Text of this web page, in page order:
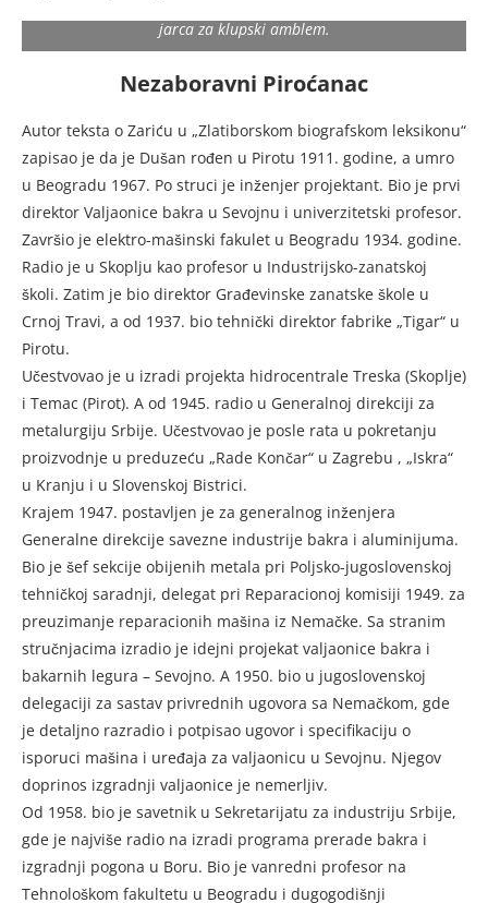
jarca za klupski amblem.
Nezaboravni Piroćanac
Autor teksta o Zariću u „Zlatiborskom biografskom leksikonu“
zapisao je da je Dušan rođen u Pirotu 1911. godine, a umro
u Beogradu 1967. Po struci je inženjer projektant. Bio je prvi
direktor Valjaonice bakra u Sevojnu i univerzitetski profesor.
Završio je elektro-mašinski fakulet u Beogradu 1934. godine.
Radio je u Skoplju kao profesor u Industrijsko-zanatskoj
školi. Zatim je bio direktor Građevinske zanatske škole u
Crnoj Travi, a od 1937. bio tehnički direktor fabrike „Tigar“ u
Pirotu.
Učestvovao je u izradi projekta hidrocentrale Treska (Skoplje)
i Temac (Pirot). A od 1945. radio u Generalnoj direkciji za
metalurgiju Srbije. Učestvovao je posle rata u pokretanju
proizvodnje u preduzeću „Rade Končar“ u Zagrebu , „Iskra“
u Kranju i u Slovenskoj Bistrici.
Krajem 1947. postavljen je za generalnog inženjera
Generalne direkcije savezne industrije bakra i aluminijuma.
Bio je šef sekcije obijenih metala pri Poljsko-jugoslovenskoj
tehničkoj saradnji, delegat pri Reparacionoj komisiji 1949. za
preuzimanje reparacionih mašina iz Nemačke. Sa stranim
stručnjacima izradio je idejni projekat valjaonice bakra i
bakarnih legura – Sevojno. A 1950. bio u jugoslovenskoj
delegaciji za sastav privrednih ugovora sa Nemačkom, gde
je detaljno razradio i potpisao ugovor i specifikaciju o
isporuci mašina i uređaja za valjaonicu u Sevojnu. Njegov
doprinos izgradnji valjaonice je nemerljiv.
Od 1958. bio je savetnik u Sekretarijatu za industriju Srbije,
gde je najviše radio na izradi programa prerade bakra i
izgradnji pogona u Boru. Bio je vanredni profesor na
Tehnološkom fakultetu u Beogradu i dugogodišnji